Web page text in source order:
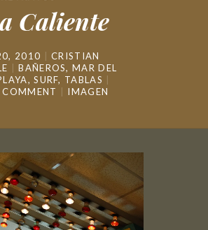
Caliente
2010
CRISTIAN
BAÑEROS,MAR DEL
,SURF, TABLAS
COMMENT
IMAGEN